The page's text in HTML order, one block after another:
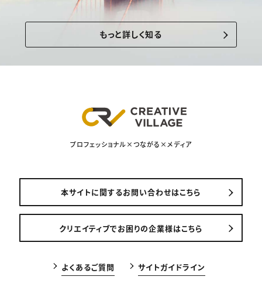
もっと詳しく知る
プロフェッショナル×つながる×メディア
本サイトに関するお問い合わせはこちら
クリエイティブでお困りの企業様はこちら
よくあるご質問 サイトガイドライン